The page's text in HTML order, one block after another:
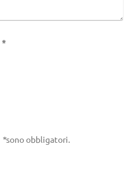
Captcha (codice protezione spam) *
*sono obbligatori.